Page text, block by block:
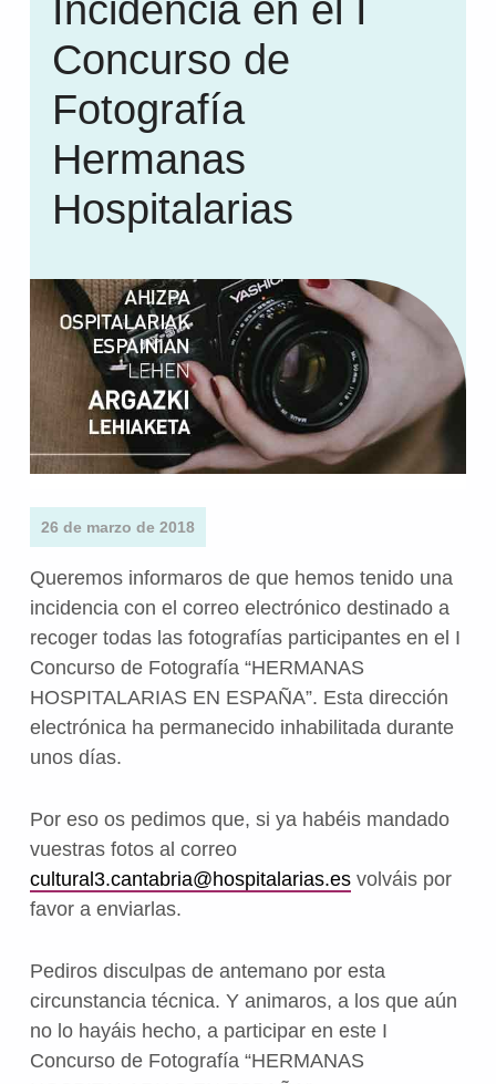
Incidencia en el I
Concurso de
Fotografía
Hermanas
Hospitalarias
26 de marzo de 2018
Queremos informaros de que hemos tenido una
incidencia con el correo electrónico destinado a
recoger todas las fotografías participantes en el I
Concurso de Fotografía “HERMANAS
HOSPITALARIAS EN ESPAÑA”. Esta dirección
electrónica ha permanecido inhabilitada durante
unos días.
Por eso os pedimos que, si ya habéis mandado
vuestras fotos al correo
cultural3.cantabria@hospitalarias.esvolváis por
favor a enviarlas.
Pediros disculpas de antemano por esta
circunstancia técnica. Y animaros, a los que aún
no lo hayáis hecho, a participar en este I
Concurso de Fotografía “HERMANAS